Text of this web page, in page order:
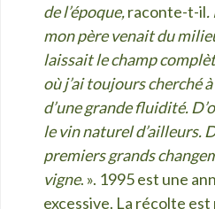
de l’époque,raconte-t-il.
mon père venait du
laissait le champ
où j’ai toujours cherché
d’une grande fluidité.
le vin naturel d’ailleurs.
premiers grands
vigne. ». 1995 est une
excessive. La récolte